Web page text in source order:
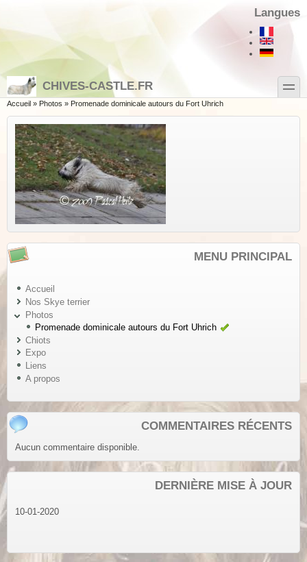
Langues
CHIVES-CASTLE.FR
toggle
Vous êtes ici
Accueil » Photos » Promenade dominicale autours du Fort Uhrich
MENU PRINCIPAL
Accueil
Nos Skye terrier
Photos
Promenade dominicale autours du Fort Uhrich
Chiots
Expo
Liens
A propos
COMMENTAIRES RÉCENTS
Aucun commentaire disponible.
DERNIÈRE MISE À JOUR
10-01-2020